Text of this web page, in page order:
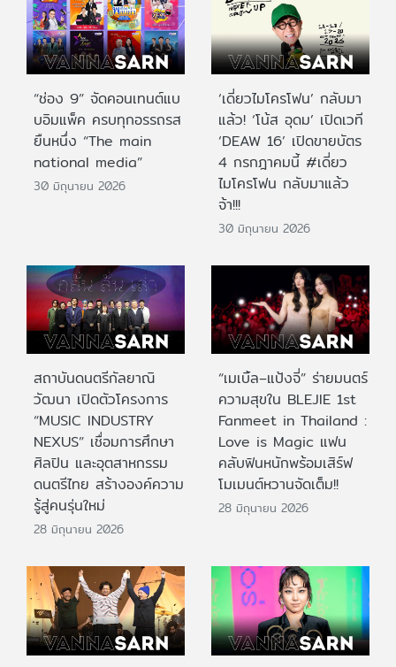
“ช่อง 9” จัดคอนเทนต์แบ
บอิมแพ็ค ครบทุกอรรถรส
ยืนหนึ่ง “The main
national media”
30 มิถุนายน 2026
‘เดี่ยวไมโครโฟน’ กลับมา
แล้ว! ‘โน้ส อุดม’ เปิดเวที
‘DEAW 16’ เปิดขายบัตร
4 กรกฎาคมนี้ #เดี่ยว
ไมโครโฟน กลับมาแล้ว
จ้า!!!
30 มิถุนายน 2026
สถาบันดนตรีกัลยาณิ
วัฒนา เปิดตัวโครงการ
“MUSIC INDUSTRY
NEXUS” เชื่อมการศึกษา
ศิลปิน และอุตสาหกรรม
ดนตรีไทย สร้างองค์ความ
รู้สู่คนรุ่นใหม่
28 มิถุนายน 2026
“เมเบิ้ล–แป้งจี่” ร่ายมนตร์
ความสุขใน BLEJIE 1st
Fanmeet in Thailand :
Love is Magic แฟน
คลับฟินหนักพร้อมเสิร์ฟ
โมเมนต์หวานจัดเต็ม!!
28 มิถุนายน 2026